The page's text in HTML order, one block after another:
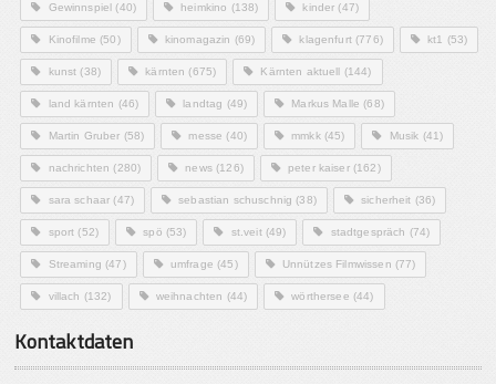
Gewinnspiel (40) heimkino (138) kinder (47)
Kinofilme (50) kinomagazin (69) klagenfurt(776) kt1 (53)
kunst (38) kärnten (675) Kärnten aktuell (144)
land kärnten (46) landtag (49) Markus Malle (68)
Martin Gruber (58) messe (40) mmkk(45) Musik (41)
nachrichten (280) news(126) peter kaiser(162)
sara schaar (47) sebastian schuschnig (38) sicherheit (36)
sport (52) spö (53) st.veit(49) stadtgespräch (74)
Streaming (47) umfrage (45) Unnützes Filmwissen (77)
villach (132) weihnachten (44) wörthersee (44)
Kontaktdaten